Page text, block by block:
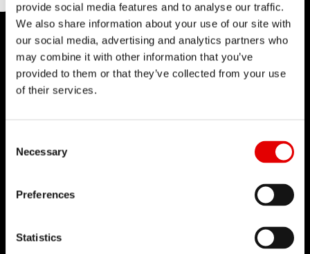
provide social media features and to analyse our traffic.
We also share information about your use of our site with
our social media, advertising and analytics partners who
may combine it with other information that you’ve
provided to them or that they’ve collected from your use
of their services.
Necessary
Preferences
Statistics
CENTRE D'ESSAIS DE
PERFORMANCES
matière d’essais. Les essais en laboratoire sont
conditions qui seront endurées par nos produits
sur le terrain et sur l’ensemble de leur cycle de